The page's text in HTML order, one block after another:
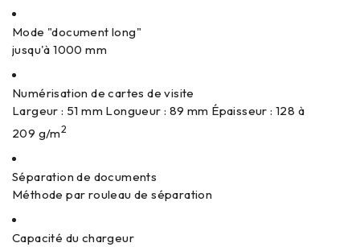
Mode "document long"
jusqu'à 1000 mm
Numérisation de cartes de visite
Largeur : 51 mm Longueur : 89 mm Épaisseur : 128 à
209 g/m2
Séparation de documents
Méthode par rouleau de séparation
Capacité du chargeur